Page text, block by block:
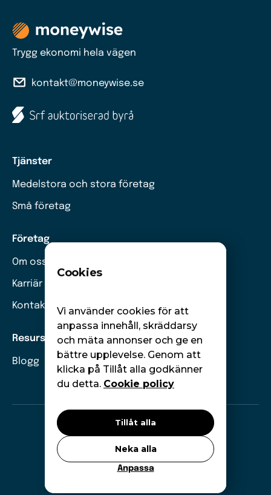
Trygg ekonomi hela vägen
kontakt@moneywise.se
Tjänster
Medelstora och stora företag
Små företag
Företag
Om oss
Karriär
Kontakt
Resurser
Blogg
Moneywise. Alla rättigheter förbehållna.
GDPRCookies
Cookies
Vi använder cookies för att
anpassa innehåll, skräddarsy
och mäta annonser och ge en
bättre upplevelse. Genom att
klicka på Tillåt alla godkänner
du detta. Cookie policy
Tillåt alla
Neka alla
Anpassa